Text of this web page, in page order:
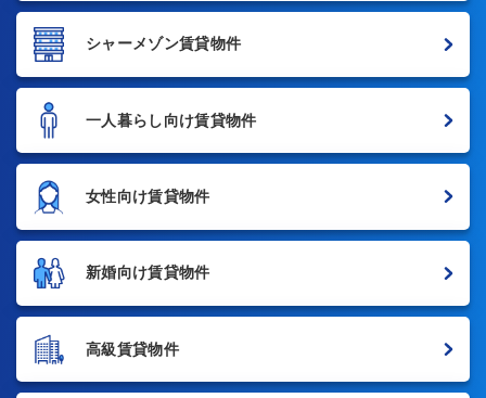
シャーメゾン賃貸物件
一人暮らし向け賃貸物件
女性向け賃貸物件
新婚向け賃貸物件
高級賃貸物件